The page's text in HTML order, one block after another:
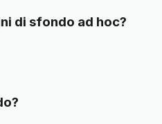
di sfondo ad hoc?